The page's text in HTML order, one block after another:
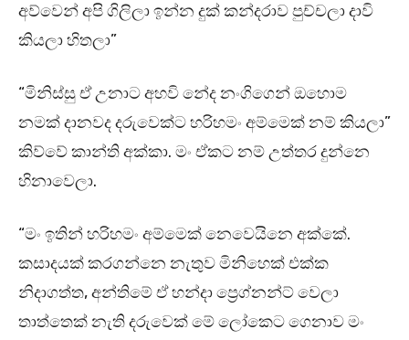
අව්වෙන් අපි ගිලිලා ඉන්න දුක් කන්දරාව පුච්චලා දාවි
කියලා හිතලා”
“මිනිස්සු ඒ උනාට අහවි නේද නංගිගෙන් ඔහොම
නමක් දානවද දරුවෙක්ට හරිහමං අම්මෙක් නම් කියලා”
කිව්වේ කාන්ති අක්කා. මං ඒකට නම් උත්තර දුන්නෙ
හිනාවෙලා.
“මං ඉතින් හරිහමං අම්මෙක් නෙවෙයිනෙ අක්කේ.
කසාදයක් කරගන්නෙ නැතුව මිනිහෙක් එක්ක
නිදාගත්ත, අන්තිමේ ඒ හන්දා ප්‍රෙග්නන්ට් වෙලා
තාත්තෙක් නැති දරුවෙක් මේ ලෝකෙට ගෙනාව මං